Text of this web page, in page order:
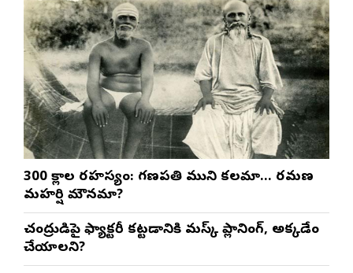
300 శ్లోకాల రహస్యం: గణపతి ముని కలమా… రమణ
మహర్షి మౌనమా?
చంద్రుడిపై ఫ్యాక్టరీ కట్టడానికి మస్క్ ప్లానింగ్, అక్కడేం
చేయాలని?